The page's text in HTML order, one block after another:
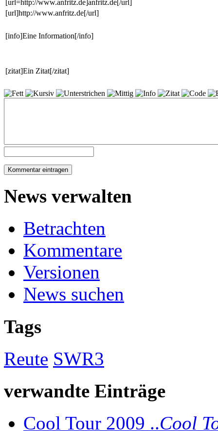
[url=http://www.anfritz.de]anfritz.de[/url]
[url]http://www.anfritz.de[/url]
[info]Eine Information[/info]
[zitat]Ein Zitat[/zitat]
News verwalten
Betrachten
Kommentare
Versionen
News suchen
Tags
Reute SWR3
verwandte Einträge
Cool Tour 2009 ..Cool